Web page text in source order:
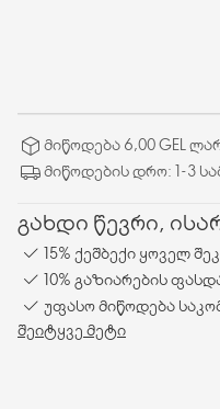
მიწოდება 6,00 GEL
მიწოდების დრო: 1-3
გახდი წევრი,
15% ქეშბექი ყოველ
10% გაზიარების
უფასო მიწოდება
შეიტყვე მეტი